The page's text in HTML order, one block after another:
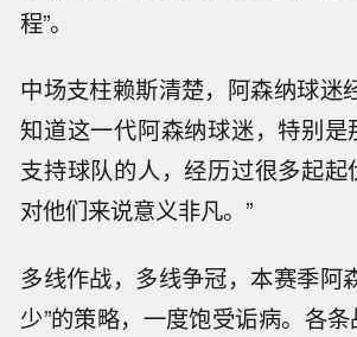
程”。
中场支柱赖斯清楚，阿森纳球迷
知道这一代阿森纳球迷，特别
支持球队的人，经历过很多起起
对他们来说意义非凡。”
多线作战，多线争冠，本赛季阿
少”的策略，一度饱受诟病。各